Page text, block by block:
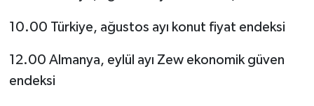
10.00 Türkiye, ağustos ayı konut fiyat endeksi
12.00 Almanya, eylül ayı Zew ekonomik güven
endeksi